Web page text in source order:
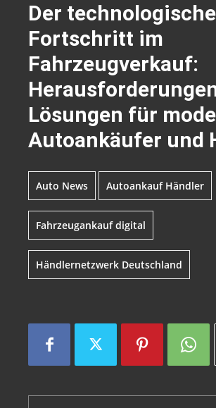
Der technologische
Fortschritt im
Fahrzeugverkauf:
Lösungen für
Autoankäufer und
Auto News Autoankauf Händler
Fahrzeugankauf digital
Händlernetzwerk Deutschland